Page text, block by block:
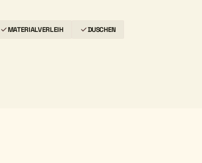
MATERIALVERLEIH DUSCHEN